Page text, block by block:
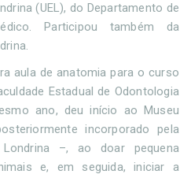
(UEL), do Departamento de
Participou também da
aula de anatomia para o curso
Estadual de Odontologia
ano, deu início ao Museu
incorporado pela
Londrina –, ao doar pequena
e, em seguida, iniciar a